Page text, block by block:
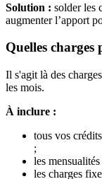
Solution : solder les
augmenter l’apport
Quelles charges
Il s'agit là des
les mois.
À inclure :
tous vos
;
les
les charges